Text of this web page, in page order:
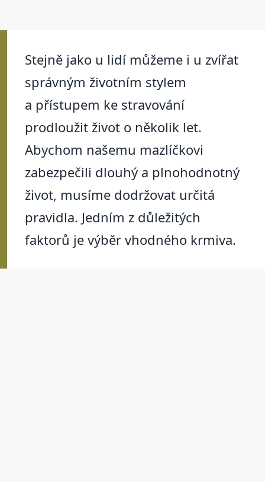
Stejně jako u lidí můžeme i u zvířat
správným životním stylem
a přístupem ke stravování
prodloužit život o několik let.
Abychom našemu mazlíčkovi
zabezpečili dlouhý a plnohodnotný
život, musíme dodržovat určitá
pravidla. Jedním z důležitých
faktorů je výběr vhodného krmiva.